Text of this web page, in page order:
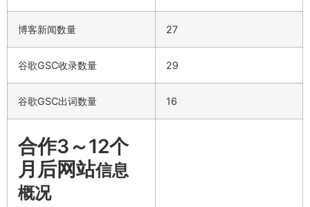
博客新闻数量 27
谷歌GSC收录数量 29
谷歌GSC出词数量 16
合作3～12个
月后网站信息
概况